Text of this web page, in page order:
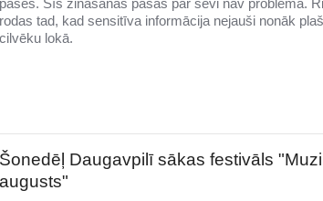
pases. Šīs zināšanas pašas par sevi nav problēma.
rodas tad, kad sensitīva informācija nejauši nonāk
cilvēku lokā.
Šonedēļ Daugavpilī sākas festivāls
augusts"